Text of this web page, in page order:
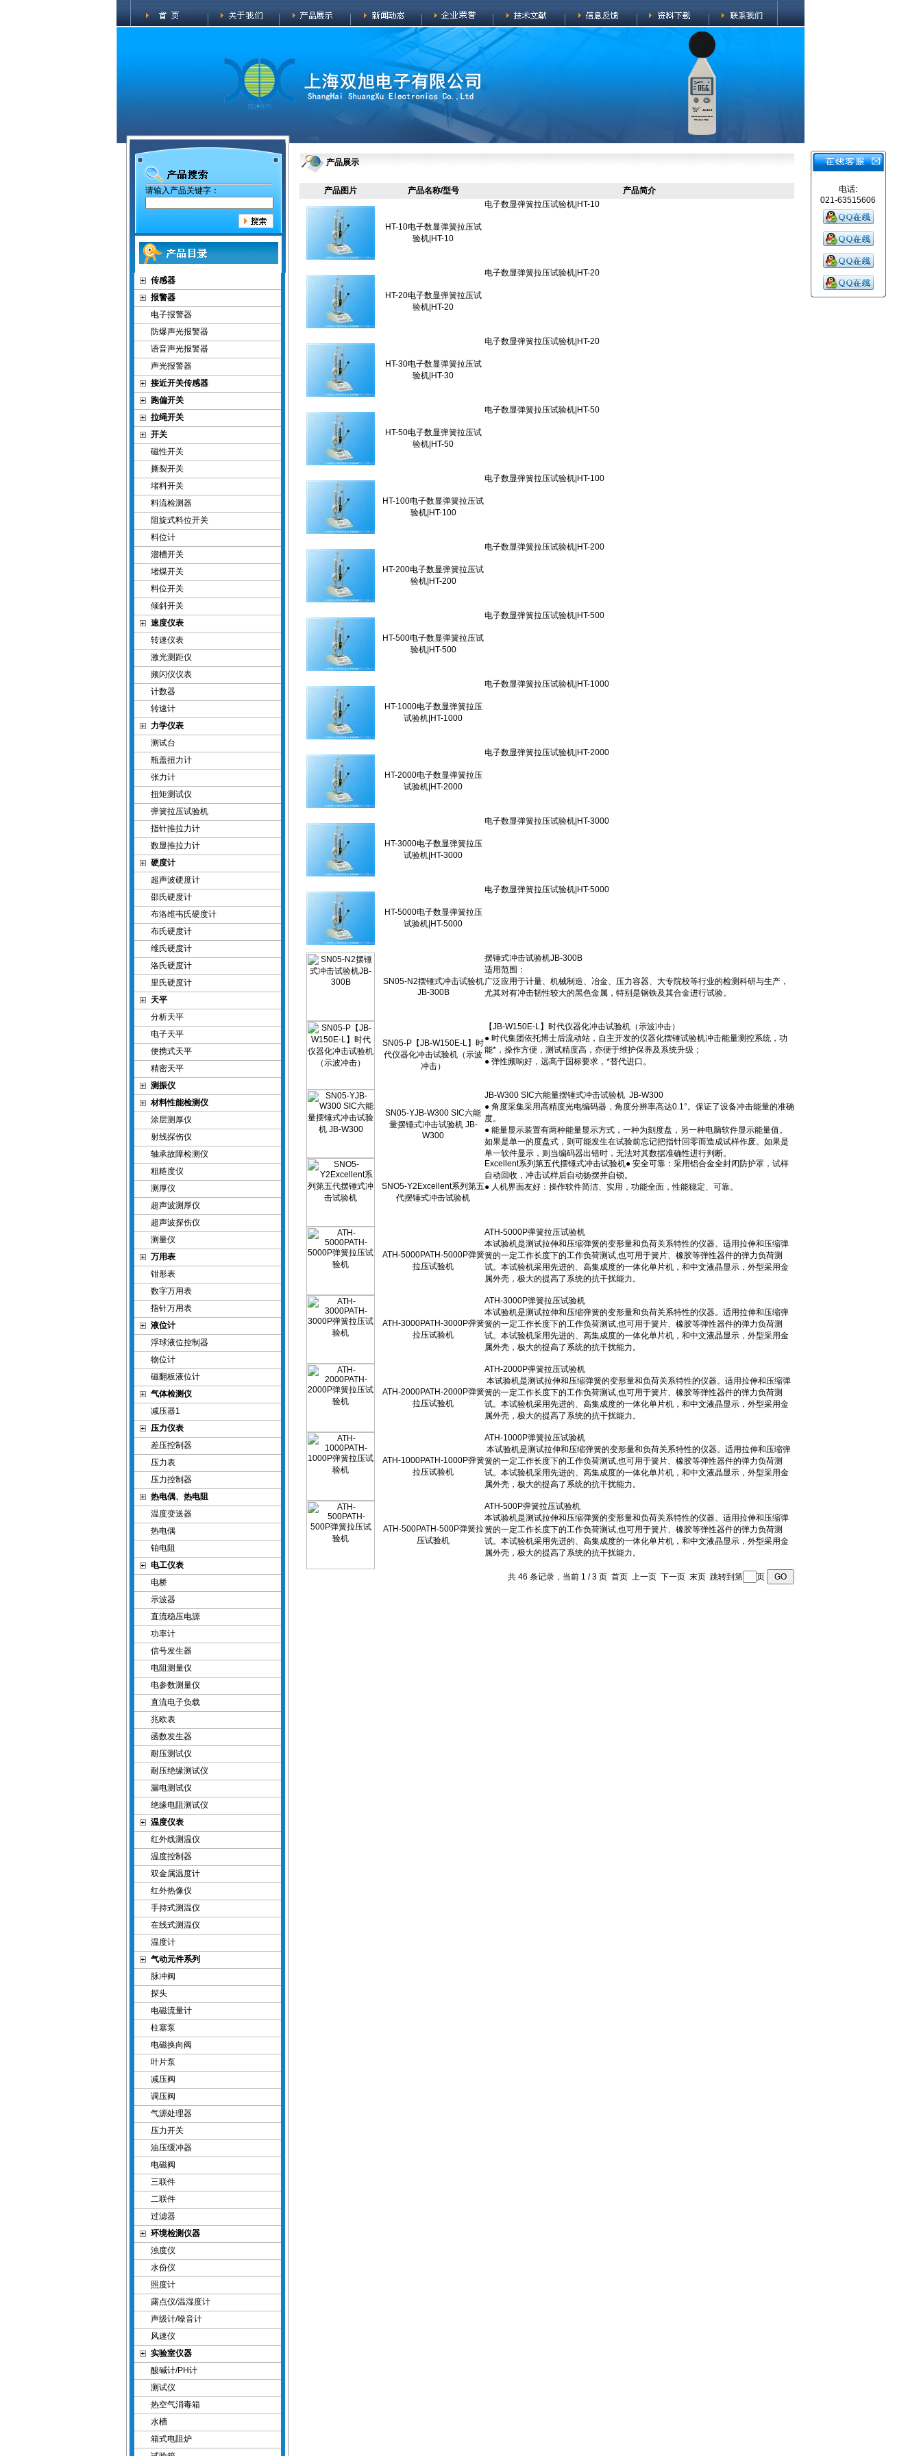
电话:
021-63515606
请输入产品关键字：
传感器
报警器
电子报警器
防爆声光报警器
语音声光报警器
声光报警器
接近开关传感器
跑偏开关
拉绳开关
开关
磁性开关
撕裂开关
堵料开关
料流检测器
阻旋式料位开关
料位计
溜槽开关
堵煤开关
料位开关
倾斜开关
速度仪表
转速仪表
激光测距仪
频闪仪仪表
计数器
转速计
力学仪表
测试台
瓶盖扭力计
张力计
扭矩测试仪
弹簧拉压试验机
指针推拉力计
数显推拉力计
硬度计
超声波硬度计
邵氏硬度计
布洛维韦氏硬度计
布氏硬度计
维氏硬度计
洛氏硬度计
里氏硬度计
天平
分析天平
电子天平
便携式天平
精密天平
测振仪
材料性能检测仪
涂层测厚仪
射线探伤仪
轴承故障检测仪
粗糙度仪
测厚仪
超声波测厚仪
超声波探伤仪
测量仪
万用表
钳形表
数字万用表
指针万用表
液位计
浮球液位控制器
物位计
磁翻板液位计
气体检测仪
减压器1
压力仪表
差压控制器
压力表
压力控制器
热电偶、热电阻
温度变送器
热电偶
铂电阻
电工仪表
电桥
示波器
直流稳压电源
功率计
信号发生器
电阻测量仪
电参数测量仪
直流电子负载
兆欧表
函数发生器
耐压测试仪
耐压绝缘测试仪
漏电测试仪
绝缘电阻测试仪
温度仪表
红外线测温仪
温度控制器
双金属温度计
红外热像仪
手持式测温仪
在线式测温仪
温度计
气动元件系列
脉冲阀
探头
电磁流量计
柱塞泵
电磁换向阀
叶片泵
减压阀
调压阀
气源处理器
压力开关
油压缓冲器
电磁阀
三联件
二联件
过滤器
环境检测仪器
浊度仪
水份仪
照度计
露点仪/温湿度计
声级计/噪音计
风速仪
实验室仪器
酸碱计/PH计
测试仪
热空气消毒箱
水槽
箱式电阻炉
产品展示
产品图片 产品名称/型号 产品简介
HT-10电子数显弹簧拉压试
验机|HT-10
HT-20电子数显弹簧拉压试
验机|HT-20
HT-30电子数显弹簧拉压试
验机|HT-30
HT-50电子数显弹簧拉压试
验机|HT-50
HT-100电子数显弹簧拉压试
验机|HT-100
HT-200电子数显弹簧拉压试
验机|HT-200
HT-500电子数显弹簧拉压试
验机|HT-500
HT-1000电子数显弹簧拉压
试验机|HT-1000
HT-2000电子数显弹簧拉压
试验机|HT-2000
HT-3000电子数显弹簧拉压
试验机|HT-3000
HT-5000电子数显弹簧拉压
试验机|HT-5000
SN05-N2摆锤式冲击试验机
JB-300B
SN05-P【JB-W150E-L】时
代仪器化冲击试验机（示波
冲击）
SN05-YJB-W300 SIC六能
量摆锤式冲击试验机 JB-
W300
SNO5-Y2Excellent系列第五
代摆锤式冲击试验机
ATH-5000PATH-5000P弹簧
拉压试验机
ATH-3000PATH-3000P弹簧
拉压试验机
ATH-2000PATH-2000P弹簧
拉压试验机
ATH-1000PATH-1000P弹簧
拉压试验机
ATH-500PATH-500P弹簧拉
压试验机
共 46 条记录，当前 1 / 3 页 首页 上一页 下一页 末页 跳转到第 页